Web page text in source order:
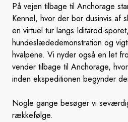
På vejen tilbage til Anchorage
Kennel, hvor der bor dusinvis af
en virtuel tur langs Iditarod-
hundeslædedemonstration og
hvalpene. Vi nyder også en let
vender tilbage til Anchorage,
inden ekspeditionen begynder
Nogle gange besøger vi
rækkefølge.